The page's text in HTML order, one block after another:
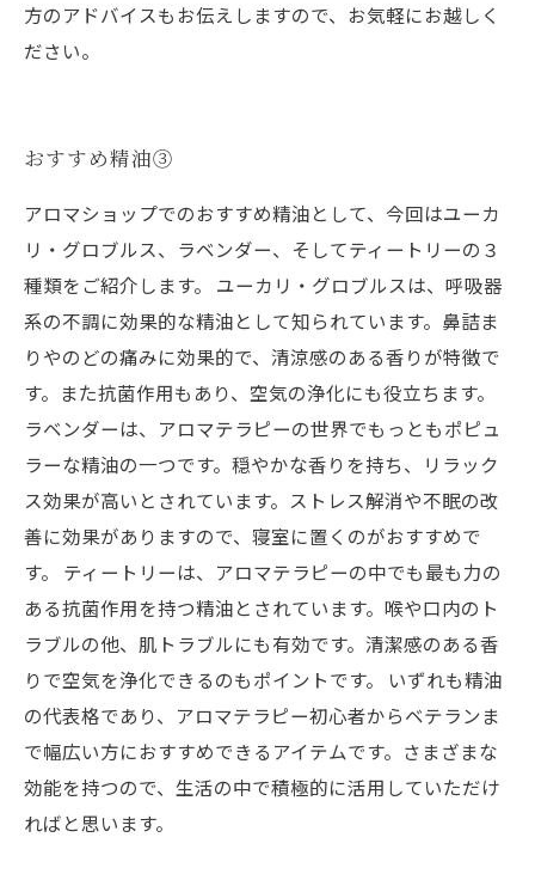
方のアドバイスもお伝えしますので、お気軽にお越しく
ださい。
おすすめ精油③
アロマショップでのおすすめ精油として、今回はユーカ
リ・グロブルス、ラベンダー、そしてティートリーの３
種類をご紹介します。 ユーカリ・グロブルスは、呼吸器
系の不調に効果的な精油として知られています。鼻詰ま
りやのどの痛みに効果的で、清涼感のある香りが特徴で
す。また抗菌作用もあり、空気の浄化にも役立ちます。
ラベンダーは、アロマテラピーの世界でもっともポピュ
ラーな精油の一つです。穏やかな香りを持ち、リラック
ス効果が高いとされています。ストレス解消や不眠の改
善に効果がありますので、寝室に置くのがおすすめで
す。 ティートリーは、アロマテラピーの中でも最も力の
ある抗菌作用を持つ精油とされています。喉や口内のト
ラブルの他、肌トラブルにも有効です。清潔感のある香
りで空気を浄化できるのもポイントです。 いずれも精油
の代表格であり、アロマテラピー初心者からベテランま
で幅広い方におすすめできるアイテムです。さまざまな
効能を持つので、生活の中で積極的に活用していただけ
ればと思います。